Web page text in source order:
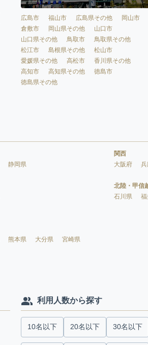
広島市 福山市 広島県その他
岡山市
倉敷市
岡山県その他
山口市
山口県その他
鳥取市
鳥取県その他
松江市
島根県その他
松山市
愛媛県その他
高松市
香川県その他
高知市
高知県その他
徳島市
徳島県その他
静岡県
関西
大阪府
北陸・甲信
石川県
熊本県 大分県
宮崎県
利用人数から探す
10名以下 20名以下 30名以下